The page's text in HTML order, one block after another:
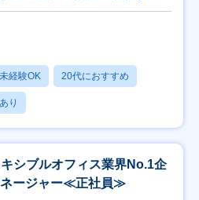
経験OK 20代におすすめ
り
シブルオフィス業界No.1企
ネージャー≪正社員≫